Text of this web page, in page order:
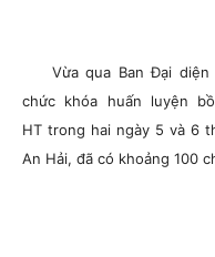
Vừa qua Ban Đại
chức khóa huấn luyện
HT trong hai ngày 5 và 6
An Hải, đã có khoảng 100